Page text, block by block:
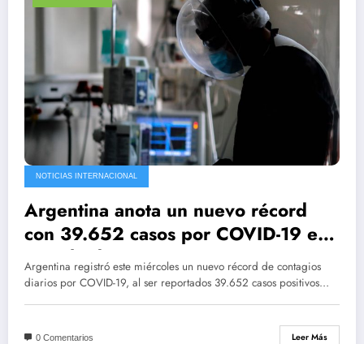
NOTICIAS INTERNACIONAL
Argentina anota un nuevo récord
con 39.652 casos por COVID-19 en
un solo día
Argentina registró este miércoles un nuevo récord de contagios
diarios por COVID-19, al ser reportados 39.652 casos positivos…
0 Comentarios Leer Más